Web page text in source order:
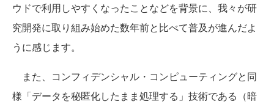
ウドで利用しやすくなったことなどを背景に、我々が研
究開発に取り組み始めた数年前と比べて普及が進んだよ
うに感じます。
また、コンフィデンシャル・コンピューティングと同
様「データを秘匿化したまま処理する」技術である（暗